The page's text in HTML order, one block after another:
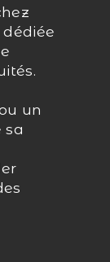
dédiée
un
sa